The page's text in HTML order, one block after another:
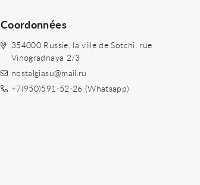
Coordonnées
354000 Russie, la ville de Sotchi, rue
Vinogradnaya 2/3
nostalgiasu@mail.ru
+7(950)591-52-26 (Whatsapp)